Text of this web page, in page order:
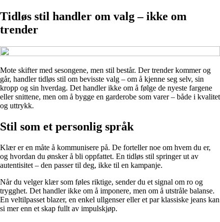
Tidløs stil handler om valg – ikke om
trender
Mote skifter med sesongene, men stil består. Der trender kommer og
går, handler tidløs stil om bevisste valg – om å kjenne seg selv, sin
kropp og sin hverdag. Det handler ikke om å følge de nyeste fargene
eller snittene, men om å bygge en garderobe som varer – både i kvalitet
og uttrykk.
Stil som et personlig språk
Klær er en måte å kommunisere på. De forteller noe om hvem du er,
og hvordan du ønsker å bli oppfattet. En tidløs stil springer ut av
autentisitet – den passer til deg, ikke til en kampanje.
Når du velger klær som føles riktige, sender du et signal om ro og
trygghet. Det handler ikke om å imponere, men om å utstråle balanse.
En veltilpasset blazer, en enkel ullgenser eller et par klassiske jeans kan
si mer enn et skap fullt av impulskjøp.